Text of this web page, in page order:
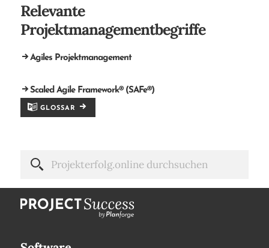
Relevante
Projektmanagementbegriffe
Agiles Projektmanagement
Scaled Agile Framework® (SAFe®)
GLOSSAR